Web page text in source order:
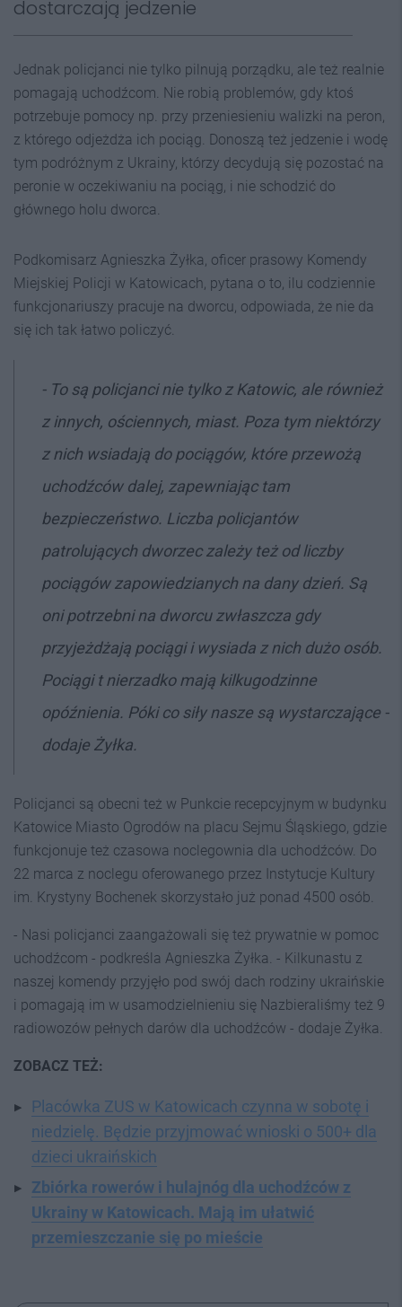
dostarczają jedzenie
Jednak policjanci nie tylko pilnują porządku, ale też realnie
pomagają uchodźcom. Nie robią problemów, gdy ktoś
potrzebuje pomocy np. przy przeniesieniu walizki na peron,
z którego odjeżdża ich pociąg. Donoszą też jedzenie i wodę
tym podróżnym z Ukrainy, którzy decydują się pozostać na
peronie w oczekiwaniu na pociąg, i nie schodzić do
głównego holu dworca.
Podkomisarz Agnieszka Żyłka, oficer prasowy Komendy
Miejskiej Policji w Katowicach, pytana o to, ilu codziennie
funkcjonariuszy pracuje na dworcu, odpowiada, że nie da
się ich tak łatwo policzyć.
- To są policjanci nie tylko z Katowic, ale również
z innych, ościennych, miast. Poza tym niektórzy
z nich wsiadają do pociągów, które przewożą
uchodźców dalej, zapewniając tam
bezpieczeństwo. Liczba policjantów
patrolujących dworzec zależy też od liczby
pociągów zapowiedzianych na dany dzień. Są
oni potrzebni na dworcu zwłaszcza gdy
przyjeżdżają pociągi i wysiada z nich dużo osób.
Pociągi t nierzadko mają kilkugodzinne
opóźnienia. Póki co siły nasze są wystarczające -
dodaje Żyłka.
Policjanci są obecni też w Punkcie recepcyjnym w budynku
Katowice Miasto Ogrodów na placu Sejmu Śląskiego, gdzie
funkcjonuje też czasowa noclegownia dla uchodźców. Do
22 marca z noclegu oferowanego przez Instytucje Kultury
im. Krystyny Bochenek skorzystało już ponad 4500 osób.
- Nasi policjanci zaangażowali się też prywatnie w pomoc
uchodźcom - podkreśla Agnieszka Żyłka. - Kilkunastu z
naszej komendy przyjęło pod swój dach rodziny ukraińskie
i pomagają im w usamodzielnieniu się Nazbieraliśmy też 9
radiowozów pełnych darów dla uchodźców - dodaje Żyłka.
ZOBACZ TEŻ:
Placówka ZUS w Katowicach czynna w sobotę i
niedzielę. Będzie przyjmować wnioski o 500+ dla
dzieci ukraińskich
Zbiórka rowerów i hulajnóg dla uchodźców z
Ukrainy w Katowicach. Mają im ułatwić
przemieszczanie się po mieście